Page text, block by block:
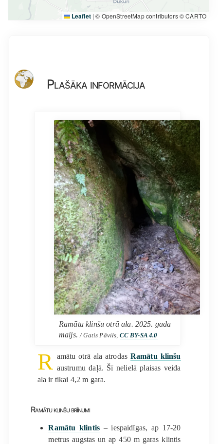
Leaflet | © OpenStreetMap contributors © CARTO
Plašāka informācija
Ramātu klinšu otrā ala. 2025. gada
maijs./ Gatis Pāvils, CC BY-SA 4.0
R amātu otrā ala atrodas Ramātu klinšu
austrumu daļā. Šī nelielā plaisas veida
ala ir tikai 4,2 m gara.
Ramātu klinšu brīnumi
Ramātu klintis – iespaidīgas, ap 17-20
metrus augstas un ap 450 m garas klintis